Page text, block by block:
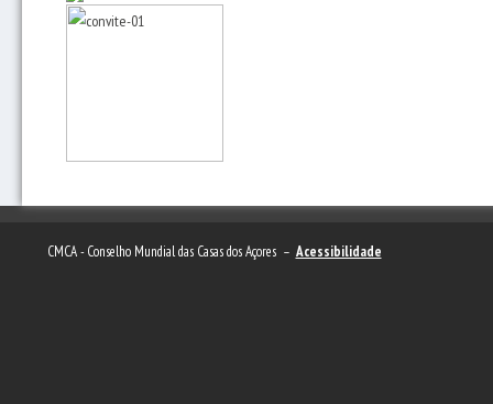
CMCA - Conselho Mundial das Casas dos Açores – Acessibilidade